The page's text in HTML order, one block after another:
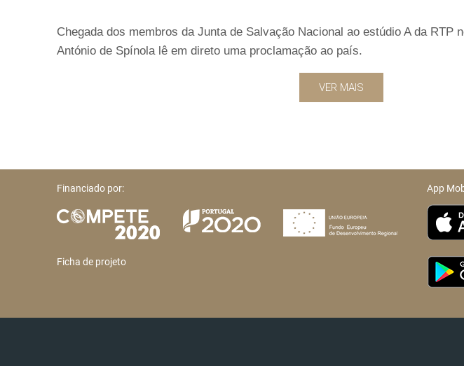
Chegada dos membros da Junta de Salvação Nacional ao estúdio A da RTP
António de Spínola lê em direto uma proclamação ao país.
VER MAIS
Financiado por:
Ficha de projeto
App